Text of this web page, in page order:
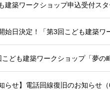
建築ワークショップ申込受付スタ
始日決定！「第3回こども建築ワ
こども建築ワークショップ「夢
らせ】電話回線復旧のお知らせ